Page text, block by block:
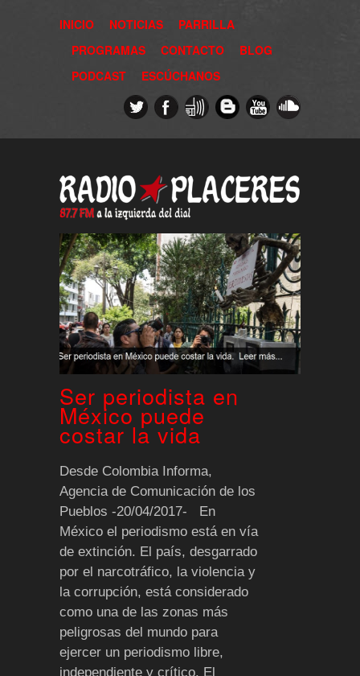
INICIO NOTICIAS
PARRILLA
PROGRAMAS
CONTACTO
BLOG
PODCAST
ESCÚCHANOS
Ser periodista en
México puede
costar la vida
Desde Colombia Informa,
Agencia de Comunicación de los
Pueblos -20/04/2017- En
México el periodismo está en vía
de extinción. El país, desgarrado
por el narcotráfico, la violencia y
la corrupción, está considerado
como una de las zonas más
peligrosas del mundo para
ejercer un periodismo libre,
independiente y crítico. El